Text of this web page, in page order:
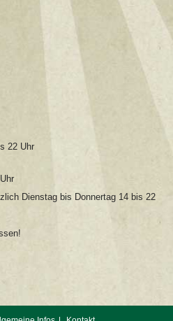
22 Uhr
Dienstag bis Donnertag 14 bis 22